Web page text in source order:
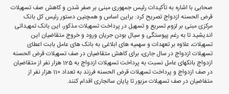
صحابی با اشاره به تأکیدات رئیس جمهوری مبنی بر صفر شدن و کاهش صف تسهیلات
قرض الحسنه ازدواج تصریح کرد: براین اساس و همچنین دستور رئیس کل بانک
مرکزی مبنی بر لزوم تسریع و تسهیل در پرداخت تسهیلات مذکور، این بانک تمهیداتی
اندیشید تا به رغم پیوستگی و سیال بودن جریان ورود و خروج متقاضیان این
تسهیلات، علاوه بر تعهدات و سهمیه های ابلاغی به بانک های عامل بابت اعطای
تسهیلات ازدواج در سال جاری، برای کاهش متقاضیان در صف تسهیلات قرض الحسنه
ازدواج بانکهای عامل نسبت به پرداخت تسهیلات ازدواج به 125 هزار نفر از متقاضیان
در صف ازدواج و پرداخت تسهیلات قرض الحسنه فرزند به تعداد 110 هزار نفر از
متفاضیان در صف تسهیلات مزبور تا پایان سالجاری اقدام کنند.